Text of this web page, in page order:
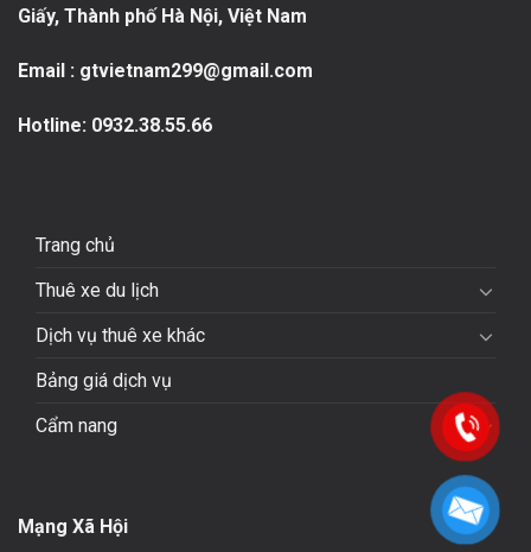
Giấy, Thành phố Hà Nội, Việt Nam
Email : gtvietnam299@gmail.com
Hotline: 0932.38.55.66
Trang chủ
Thuê xe du lịch
Dịch vụ thuê xe khác
Bảng giá dịch vụ
Cẩm nang
Mạng Xã Hội